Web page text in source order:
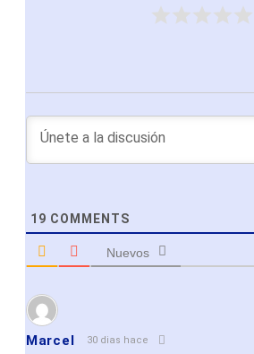
19 COMMENTS
Nuevos
Marcel 30 dias hace